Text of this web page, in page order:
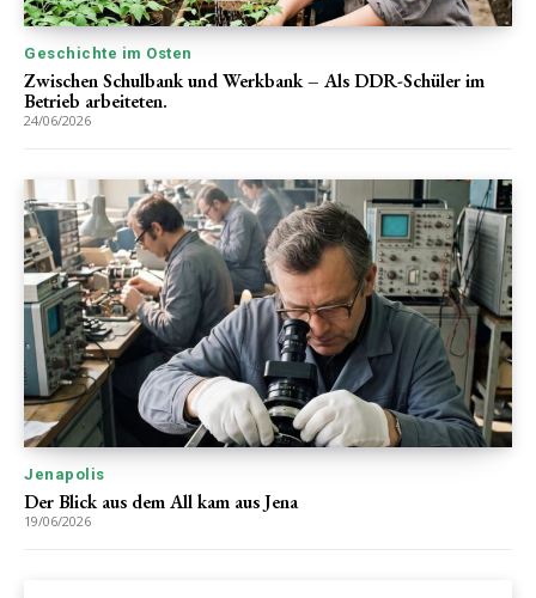
Geschichte im Osten
Zwischen Schulbank und Werkbank – Als DDR-Schüler im
Betrieb arbeiteten.
24/06/2026
Jenapolis
Der Blick aus dem All kam aus Jena
19/06/2026